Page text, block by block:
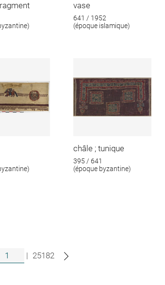
vase
641 / 1952
(époque islamique)
châle ; tunique
395 / 641
(époque byzantine)
| 25182